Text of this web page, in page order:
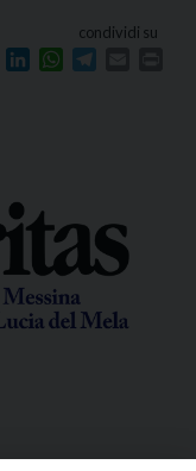
condividi su
PinterestLinkedInWhatsApp